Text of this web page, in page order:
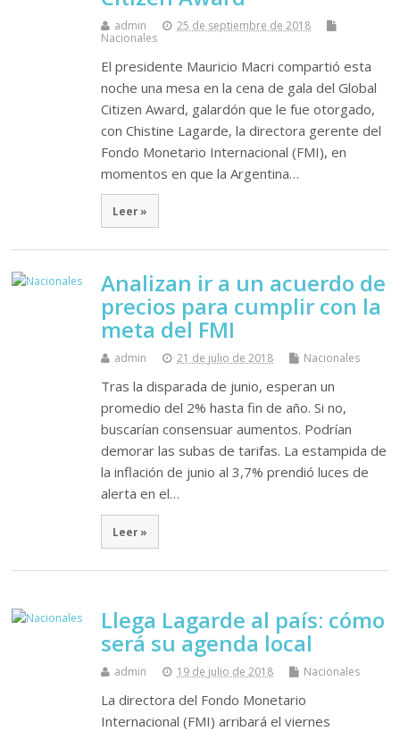
admin
25 de septiembre de 2018
Nacionales
El presidente Mauricio Macri compartió esta
noche una mesa en la cena de gala del Global
Citizen Award, galardón que le fue otorgado,
con Chistine Lagarde, la directora gerente del
Fondo Monetario Internacional (FMI), en
momentos en que la Argentina…
Leer »
Analizan ir a un acuerdo de
precios para cumplir con la
meta del FMI
admin 21 de julio de 2018 Nacionales
Tras la disparada de junio, esperan un
promedio del 2% hasta fin de año. Si no,
buscarían consensuar aumentos. Podrían
demorar las subas de tarifas. La estampida de
la inflación de junio al 3,7% prendió luces de
alerta en el…
Leer »
Llega Lagarde al país: cómo
será su agenda local
admin 19 de julio de 2018 Nacionales
La directora del Fondo Monetario
Internacional (FMI) arribará el viernes